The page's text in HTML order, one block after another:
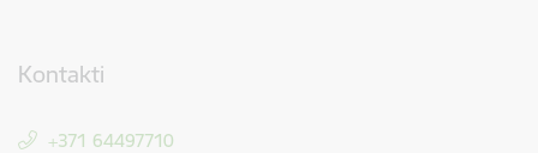
Kontakti
+371 64497710